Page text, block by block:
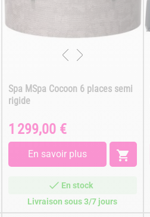
Spa MSpa Cocoon 6 places semi
rigide
Prix
1 299,00 €
En savoir plus 
En stock
Livraison sous 3/7 jours